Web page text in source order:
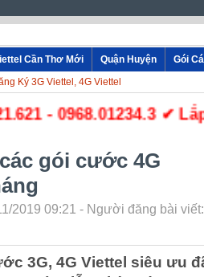
Cần Thơ Mới Quận Huyện
Gói
Ký 3G Viettel, 4G Viettel
- 0968.01234.3 ✔
gói cước 4G
2019 09:21 - Người đăng bài viết:
3G, 4G Viettel siêu ưu